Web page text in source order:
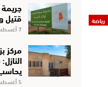
رياضة قتيل
7 أغسطس 2026
مركز
5 أغسطس 2026